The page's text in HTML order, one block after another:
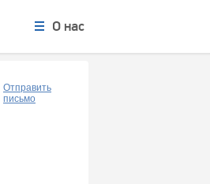
О нас
Отправить
письмо